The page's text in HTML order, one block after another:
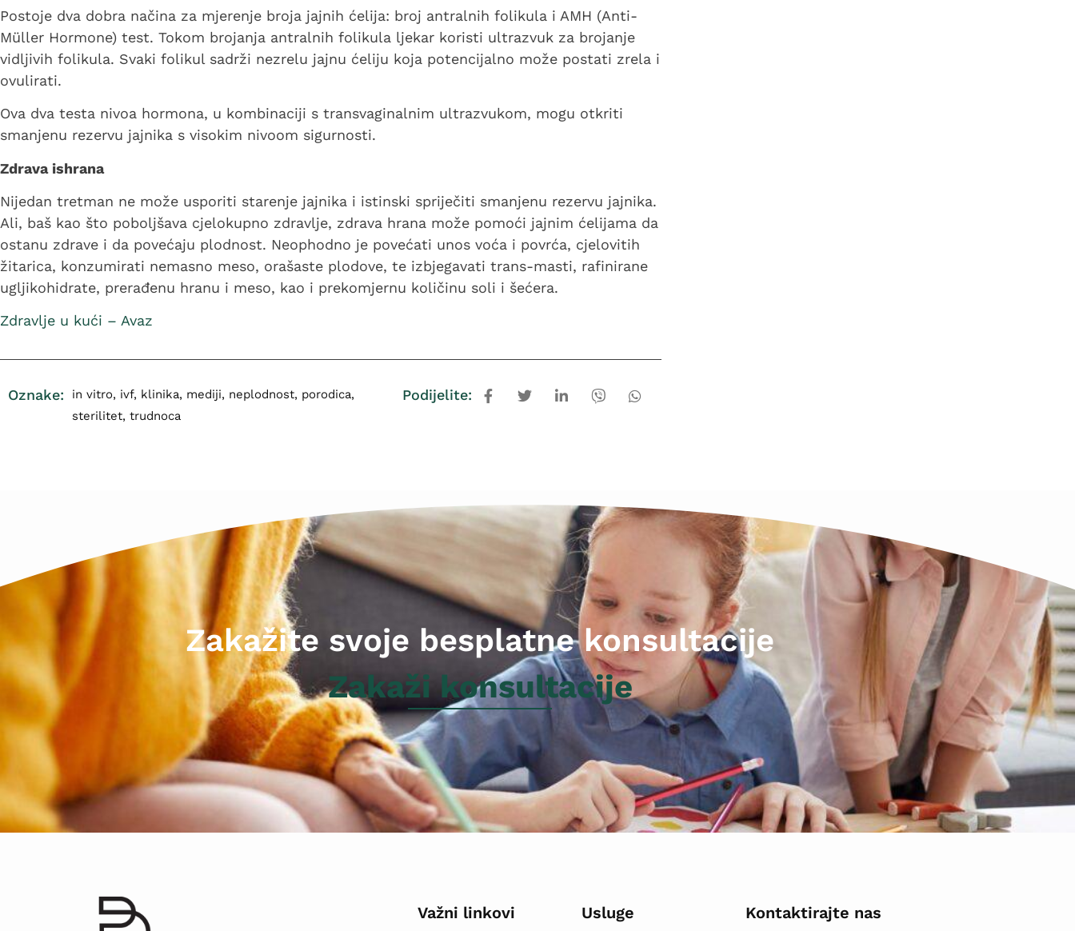
Postoje dva dobra načina za mjerenje broja jajnih ćelija: broj antralnih folikula i AMH (Anti-
Müller Hormone) test. Tokom brojanja antralnih folikula ljekar koristi ultrazvuk za brojanje
vidljivih folikula. Svaki folikul sadrži nezrelu jajnu ćeliju koja potencijalno može postati zrela i
ovulirati.
Ova dva testa nivoa hormona, u kombinaciji s transvaginalnim ultrazvukom, mogu otkriti
smanjenu rezervu jajnika s visokim nivoom sigurnosti.
Zdrava ishrana
Nijedan tretman ne može usporiti starenje jajnika i istinski spriječiti smanjenu rezervu jajnika.
Ali, baš kao što poboljšava cjelokupno zdravlje, zdrava hrana može pomoći jajnim ćelijama da
ostanu zdrave i da povećaju plodnost. Neophodno je povećati unos voća i povrća, cjelovitih
žitarica, konzumirati nemasno meso, orašaste plodove, te izbjegavati trans-masti, rafinirane
ugljikohidrate, prerađenu hranu i meso, kao i prekomjernu količinu soli i šećera.
Zdravlje u kući – Avaz
Oznake: in vitro, ivf, klinika, mediji, neplodnost, porodica,
sterilitet, trudnoca
Podijelite:
Zakažite svoje besplatne konsultacije
Zakaži konsultacije
Važni linkovi Usluge Kontaktirajte nas